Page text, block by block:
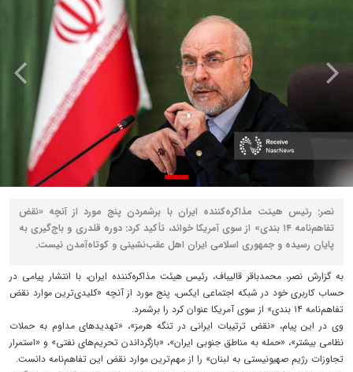
نصر: رئیس هیئت مذاکره‌کننده ایران با برشمردن پنج مورد از آنچه «نقض
تفاهم‌نامه ۱۴ بندی» از سوی آمریکا خواند، تأکید کرد: دوره قلدری و باج‌گیری به
پایان رسیده و جمهوری اسلامی ایران اهل عقب‌نشینی و کوتاه‌آمدن نیست.
به گزارش نصر، محمدباقر قالیباف، رئیس هیئت مذاکره‌کننده ایران، با انتشار پیامی در
حساب کاربری خود در شبکه اجتماعی ایکس، پنج مورد از آنچه «کلیدی‌ترین موارد نقض
تفاهم‌نامه ۱۴ بندی» از سوی آمریکا عنوان کرد را برشمرد.
وی در این پیام، «نقض ترتیبات ایرانی در تنگه هرمز»، «تهدیدهای مداوم به حملات
نظامی بیشتر»، «حمله به مناطق جنوبی ایران»، «بازگرداندن تحریم‌های نفتی» و «استمرار
تجاوزات رژیم صهیونیستی به لبنان» را از مهم‌ترین موارد نقض این تفاهم‌نامه دانست.